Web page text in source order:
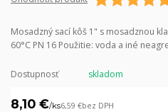
Mosadzný sací kôš 1" s mosadznou
60°C PN 16 Použitie: voda a iné
Dostupnosť skladom
8,10 €/ks6,59 €bez DPH